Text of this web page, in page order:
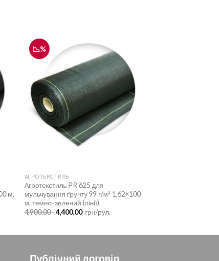
м,
📉%
АГРОТЕКСТИЛЬ
Агротекстиль PR 625 для
мульчування ґрунту 99 г/м² 1.62×100
м, темно-зелений (лінії)
4,900.00 Оригінальна
ціна:
4,400.00 Поточна
ціна:
грн/рул.
Публічний договір